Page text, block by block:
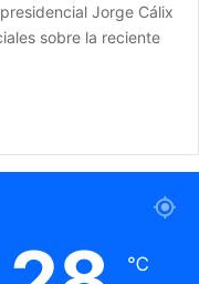
Jorge Cálix
sobre la reciente
℃